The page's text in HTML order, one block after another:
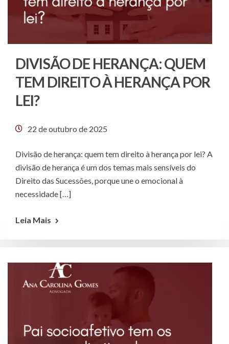
DIVISÃO DE HERANÇA: QUEM
TEM DIREITO À HERANÇA POR
LEI?
22 de outubro de 2025
Divisão de herança: quem tem direito à herança por lei? A
divisão de herança é um dos temas mais sensíveis do
Direito das Sucessões, porque une o emocional à
necessidade […]
Leia Mais